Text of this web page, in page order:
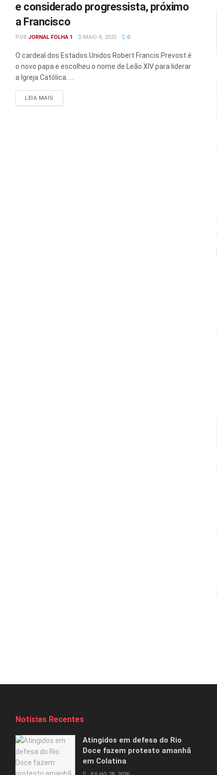
e considerado progressista, próximo
a Francisco
POR JORNAL FOLHA 1 MAIO 8, 2025 0
O cardeal dos Estados Unidos Robert Francis Prevost é
o novo papa e escolheu o nome de Leão XIV para liderar
a Igreja Católica. ...
LEIA MAIS
Notícias Recentes
Atingidos em defesa do Rio
Doce fazem protesto amanhã
em Colatina